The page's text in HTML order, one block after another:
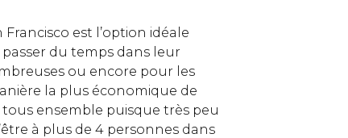
est l’option idéale
du temps dans leur
ou encore pour les
la plus économique de
ensemble puisque très peu
à plus de 4 personnes dans